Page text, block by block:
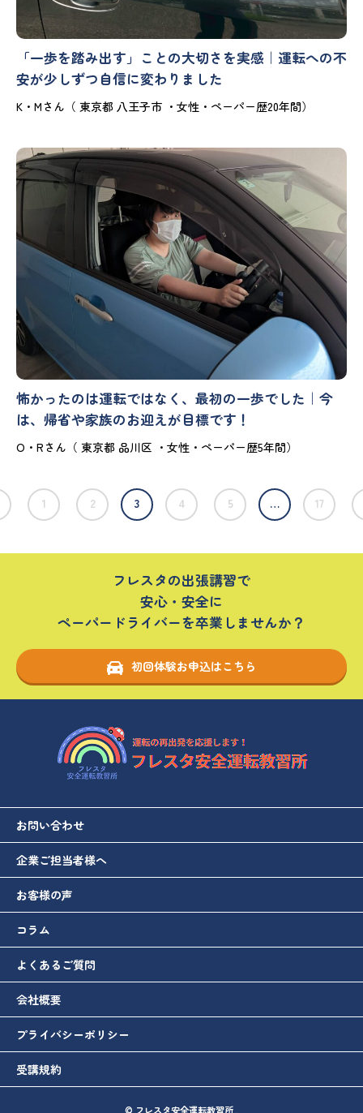
「一歩を踏み出す」ことの大切さを実感｜運転への不
安が少しずつ自信に変わりました
K・Mさん（ 東京都 八王子市 ・女性・ペーパー歴20年間）
怖かったのは運転ではなく、最初の一歩でした｜今
は、帰省や家族のお迎えが目標です！
O・Rさん（ 東京都 品川区 ・女性・ペーパー歴5年間）
1 2 3 4 5 … 17
フレスタの出張講習で
安心・安全に
ペーパードライバーを卒業しませんか？
初回体験お申込はこちら
お問い合わせ
企業ご担当者様へ
お客様の声
コラム
よくあるご質問
会社概要
プライバシーポリシー
受講規約
© フレスタ安全運転教習所 .